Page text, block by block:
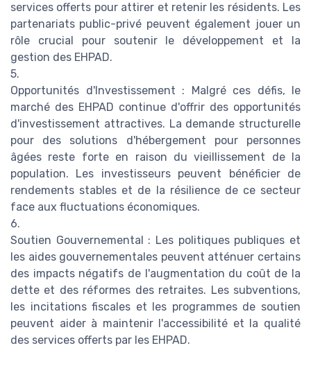
services offerts pour attirer et retenir les résidents. Les
partenariats public-privé peuvent également jouer un
rôle crucial pour soutenir le développement et la
gestion des EHPAD.
5.
Opportunités d'Investissement : Malgré ces défis, le
marché des EHPAD continue d'offrir des opportunités
d'investissement attractives. La demande structurelle
pour des solutions d'hébergement pour personnes
âgées reste forte en raison du vieillissement de la
population. Les investisseurs peuvent bénéficier de
rendements stables et de la résilience de ce secteur
face aux fluctuations économiques.
6.
Soutien Gouvernemental : Les politiques publiques et
les aides gouvernementales peuvent atténuer certains
des impacts négatifs de l'augmentation du coût de la
dette et des réformes des retraites. Les subventions,
les incitations fiscales et les programmes de soutien
peuvent aider à maintenir l'accessibilité et la qualité
des services offerts par les EHPAD.